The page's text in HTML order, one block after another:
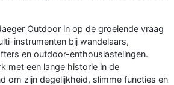
Outdoor in op de groeiende vraag
instrumenten bij wandelaars,
en outdoor-enthousiastelingen.
met een lange historie in de
om zijn degelijkheid, slimme functies en